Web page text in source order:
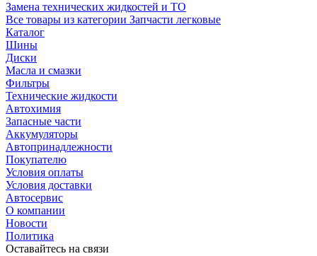
Замена технических жидкостей и ТО
Все товары из категории Запчасти легковые
Каталог
Шины
Диски
Масла и смазки
Фильтры
Технические жидкости
Автохимия
Запасные части
Аккумуляторы
Автопринадлежности
Покупателю
Условия оплаты
Условия доставки
Автосервис
О компании
Новости
Политика
Оставайтесь на связи